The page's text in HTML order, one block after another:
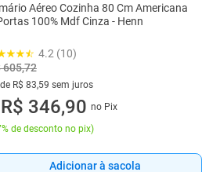
Aéreo Cozinha 80 Cm Americana
100% Mdf Cinza - Henn
4.2 (10)
605,72
R$ 83,59 sem juros
de R$ 83,59 sem juros
R$ 346,90 no Pix
de desconto no pix)
Adicionar à sacola